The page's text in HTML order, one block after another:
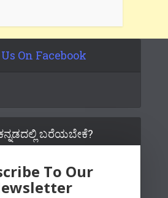
On Facebook
ಬರೆಯಬೇಕೆ?
To Our